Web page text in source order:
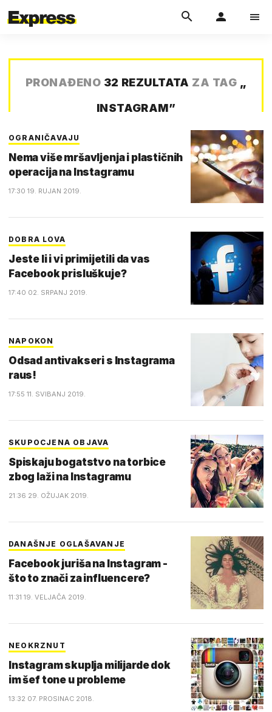
PRONAĐENO 32 REZULTATA ZA TAG „
INSTAGRAM”
OGRANIČAVAJU
Nema više mršavljenja i plastičnih
operacija na Instagramu
17:30 19. RUJAN 2019.
DOBRA LOVA
Jeste li i vi primijetili da vas
Facebook prisluškuje?
17:40 02. SRPANJ 2019.
NAPOKON
Odsad antivakseri s Instagrama
raus!
17:55 11. SVIBANJ 2019.
SKUPOCJENA OBJAVA
Spiskaju bogatstvo na torbice
zbog laži na Instagramu
21:36 29. OŽUJAK 2019.
DANAŠNJE OGLAŠAVANJE
Facebook juriša na Instagram -
što to znači za influencere?
11:31 19. VELJAČA 2019.
NEOKRZNUT
Instagram skuplja milijarde dok
im šef tone u probleme
13:32 07. PROSINAC 2018.